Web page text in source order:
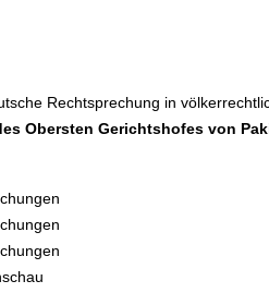
Rechtsprechung in
Obersten Gerichtshofes von